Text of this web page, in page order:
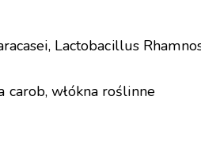
Lactobacillus
carob, włókna roślinne